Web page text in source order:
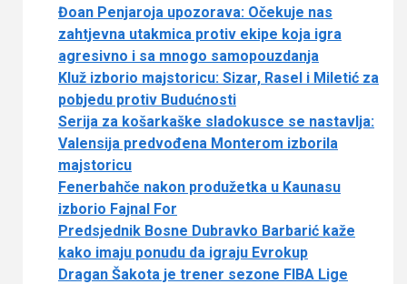
Đoan Penjaroja upozorava: Očekuje nas
zahtjevna utakmica protiv ekipe koja igra
agresivno i sa mnogo samopouzdanja
Kluž izborio majstoricu: Sizar, Rasel i Miletić za
pobjedu protiv Budućnosti
Serija za košarkaške sladokusce se nastavlja:
Valensija predvođena Monterom izborila
majstoricu
Fenerbahče nakon produžetka u Kaunasu
izborio Fajnal For
Predsjednik Bosne Dubravko Barbarić kaže
kako imaju ponudu da igraju Evrokup
Dragan Šakota je trener sezone FIBA Lige